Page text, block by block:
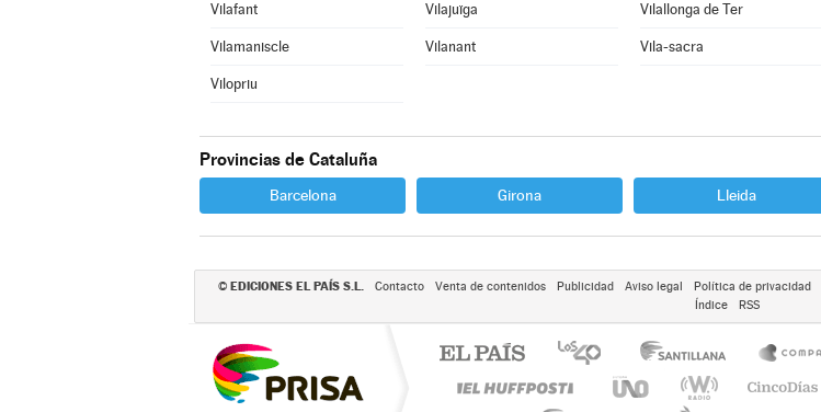
Vilafant Vilajuïga Vilallonga de Ter
Vilamaniscle Vilanant Vila-sacra
Vilopriu
Provincias de Cataluña
Barcelona Girona Lleida
© EDICIONES EL PAÍS S.L. Contacto Venta de contenidos Publicidad Aviso legal Política de privacidad
Índice
RSS